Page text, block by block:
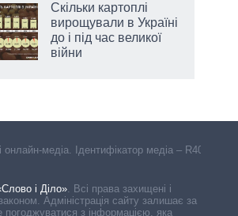
Скільки картоплі
вирощували в Україні
до і під час великої
війни
онлайн-медіа. Ідентифікатор медіа – R40-
і Діло». Всі права захищені і
Адміністрація сайту залишає за
з інформацією, яка